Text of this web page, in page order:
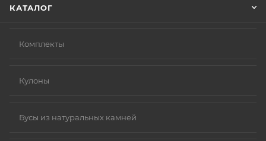
КАТАЛОГ
Комплекты
Кулоны
Бусы из натуральных камней